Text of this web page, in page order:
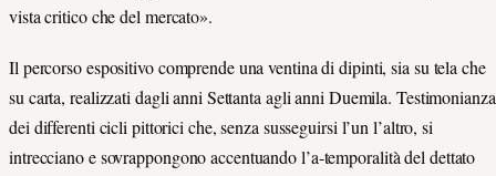
vista critico che del mercato».
Il percorso espositivo comprende una ventina di dipinti, sia su tela che
su carta, realizzati dagli anni Settanta agli anni Duemila. Testimonianza
dei differenti cicli pittorici che, senza susseguirsi l’un l’altro, si
intrecciano e sovrappongono accentuando l’a-temporalità del dettato